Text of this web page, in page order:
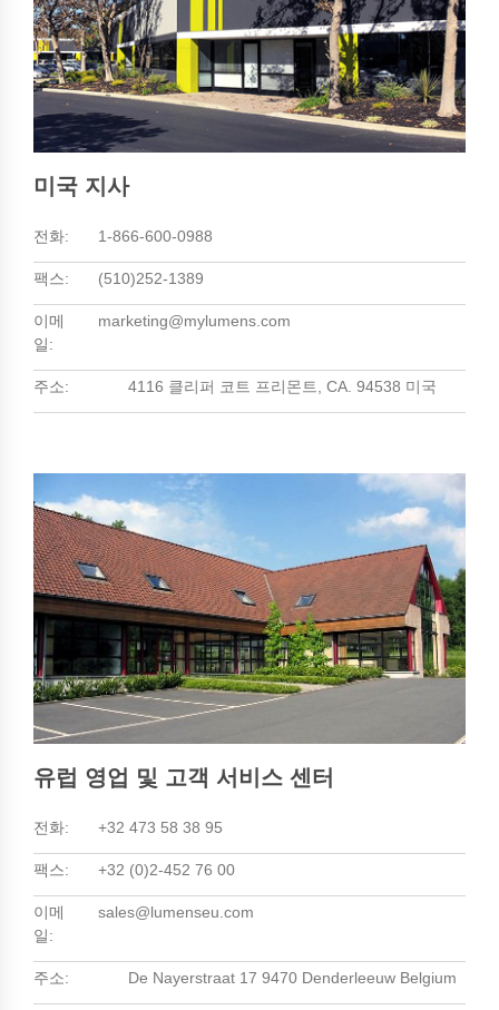
미국 지사
전화: 1-866-600-0988
팩스: (510)252-1389
이메
일:
marketing@mylumens.com
주소: 4116 클리퍼 코트 프리몬트, CA. 94538 미국
유럽 영업 및 고객 서비스 센터
전화: +32 473 58 38 95
팩스: +32 (0)2-452 76 00
이메
일:
sales@lumenseu.com
주소: De Nayerstraat 17 9470 Denderleeuw Belgium